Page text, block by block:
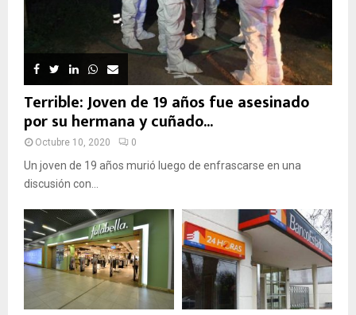
Terrible: Joven de 19 años fue asesinado
por su hermana y cuñado...
Octubre 10, 2020 0
Un joven de 19 años murió luego de enfrascarse en una
discusión con...